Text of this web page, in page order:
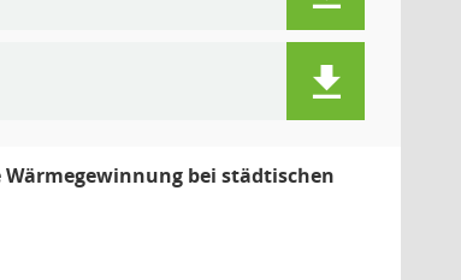
bei städtischen